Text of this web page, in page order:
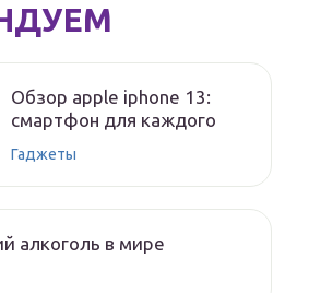
Обзор apple iphone 13:
смартфон для каждого
Гаджеты
алкоголь в мире